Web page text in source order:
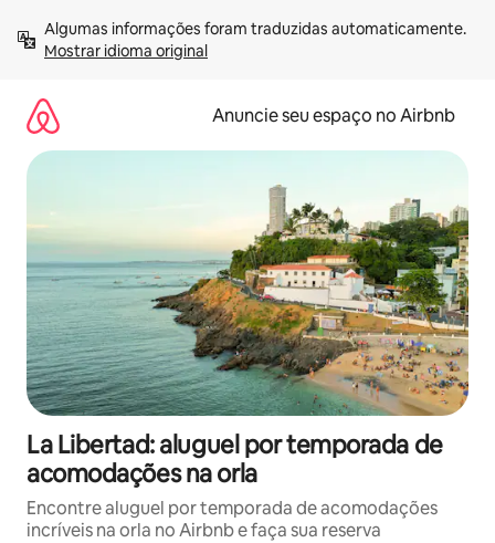
para
Mostrar idioma original
Anuncie seu espaço no Airbnb
La Libertad: aluguel por temporada de
acomodações na orla
Encontre aluguel por temporada de acomodações
incríveis na orla no Airbnb e faça sua reserva